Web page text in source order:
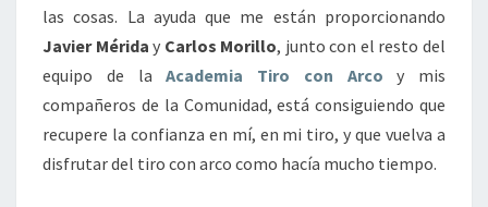
las cosas. La ayuda que me están proporcionando
Javier Mérida y Carlos Morillo, junto con el resto del
equipo de laAcademia Tiro con Arco y mis
compañeros de la Comunidad, está consiguiendo que
recupere la confianza en mí, en mi tiro, y que vuelva a
disfrutar del tiro con arco como hacía mucho tiempo.